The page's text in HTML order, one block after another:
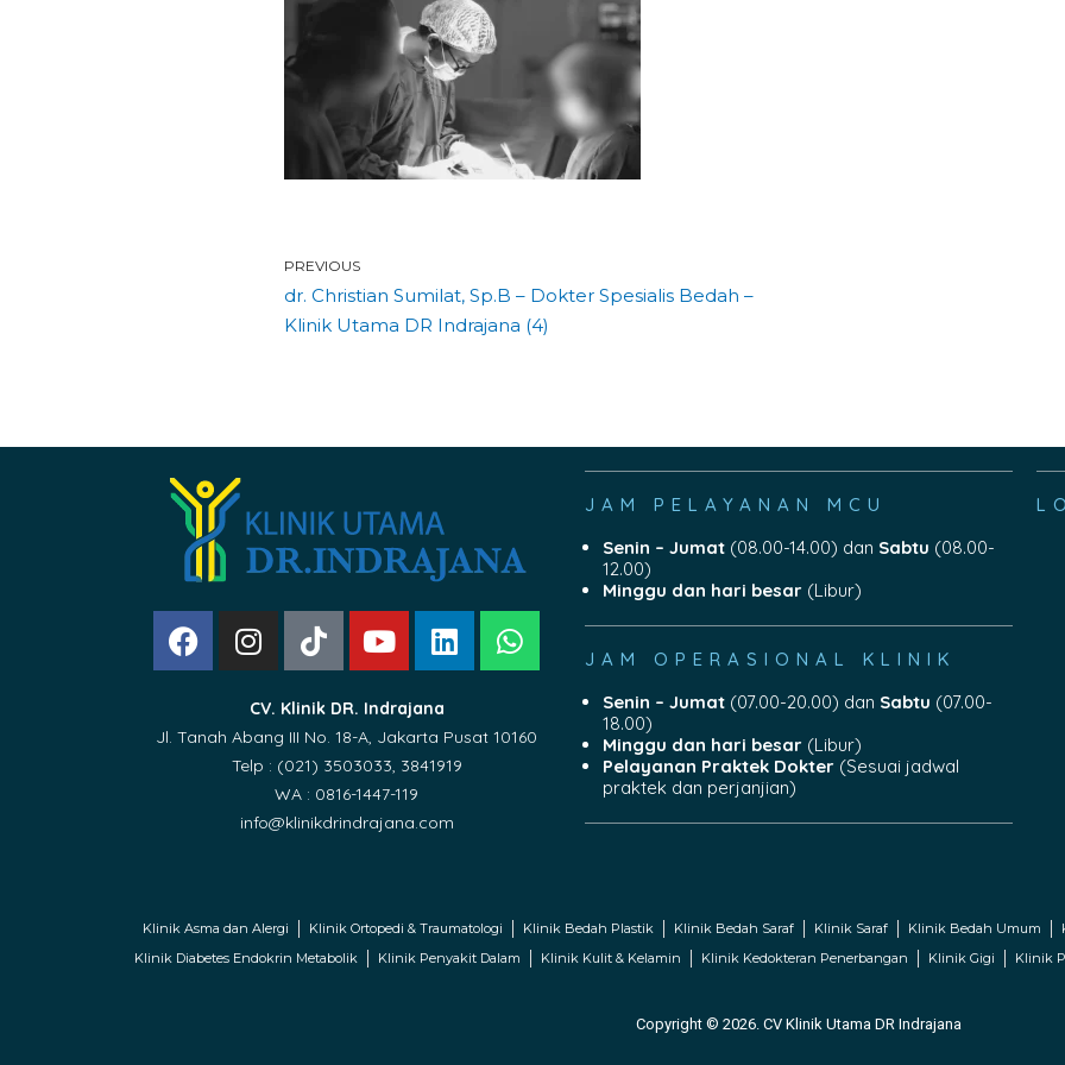
PREVIOUS
dr. Christian Sumilat, Sp.B – Dokter Spesialis Bedah –
Klinik Utama DR Indrajana (4)
CV. Klinik DR. Indrajana
Jl. Tanah Abang III No. 18-A, Jakarta Pusat 10160
Telp : (021) 3503033, 3841919
WA : 0816-1447-119
info@klinikdrindrajana.com
JAM PELAYANAN MCU
Senin – Jumat(08.00-14.00) dan Sabtu (08.00-
12.00)
Minggu dan hari besar(Libur)
JAM OPERASIONAL KLINIK
Senin – Jumat(07.00-20.00) dan Sabtu (07.00-
18.00)
Minggu dan hari besar(Libur)
Pelayanan Praktek Dokter(Sesuai jadwal
praktek dan perjanjian)
Klinik Asma dan Alergi Klinik Ortopedi & Traumatologi Klinik Bedah Plastik Klinik Bedah Saraf Klinik Saraf Klinik Bedah Umum
Klinik Diabetes Endokrin Metabolik
Klinik Penyakit Dalam Klinik Kulit & Kelamin Klinik Kedokteran Penerbangan Klinik Gigi Klinik
Copyright © 2026. CV Klinik Utama DR Indrajana